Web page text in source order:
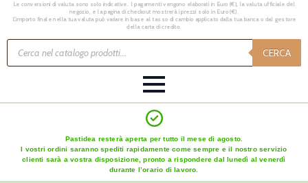
Le conversioni di valuta sono solo indicative. I pagamenti vengono elaborati in Euro (€), la valuta ufficiale del
negozio, e la pagina di checkout mostrerà i prezzi solo in Euro (€).
L’importo finale nella tua valuta può variare in base al tasso di cambio applicato dalla tua banca o dal gestore
della carta di credito.
Ricerca
prodotti CERCA
Pastidea resterà aperta per tutto il mese di agosto.
I vostri ordini saranno spediti rapidamente come sempre e il nostro servizio
clienti sarà a vostra disposizione, pronto a rispondere dal lunedì al venerdì
durante l’orario di lavoro.